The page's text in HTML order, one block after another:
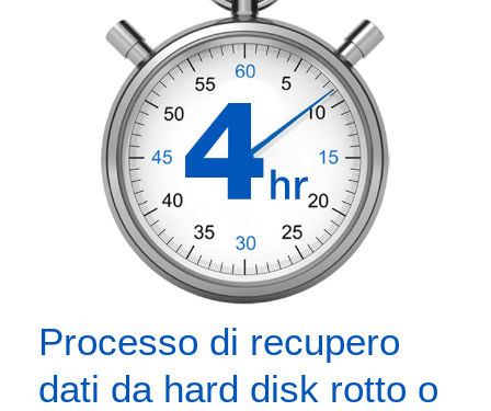
Processo di recupero
dati da hard disk rotto o